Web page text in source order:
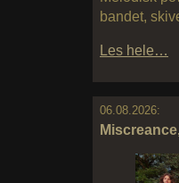
bandet,
Les hele…
06.08.2026: